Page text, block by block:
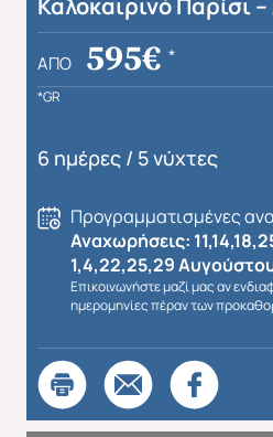
Καλοκαιρινό Παρίσι
ΑΠΌ 595€ *
*GR
6 ημέρες / 5 νύχτες
Προγραμματισμένες
Αναχωρήσεις:
1,4,22,25,29
Επικοινωνήστε μαζί μας αν
ημερομηνίες πέραν των